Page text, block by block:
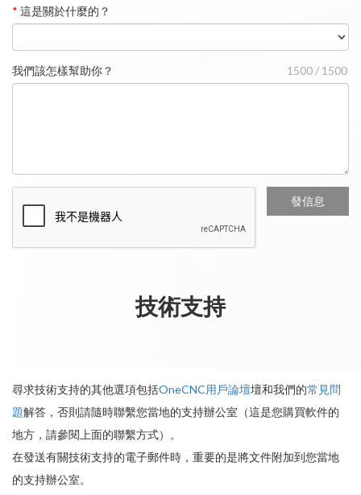
* 這是關於什麼的？
我們該怎樣幫助你？ 1500 / 1500
技術支持
尋求技術支持的其他選項包括OneCNC用戶論壇壇和我們的常見問
題解答，否則請隨時聯繫您當地的支持辦公室（這是您購買軟件的
地方，請參閱上面的聯繫方式）。
在發送有關技術支持的電子郵件時，重要的是將文件附加到您當地
的支持辦公室。